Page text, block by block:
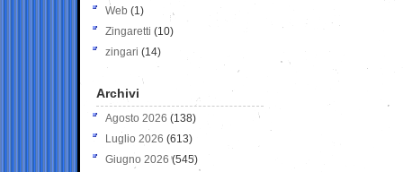
Web (1)
Zingaretti (10)
zingari (14)
Archivi
Agosto 2026 (138)
Luglio 2026 (613)
Giugno 2026 (545)